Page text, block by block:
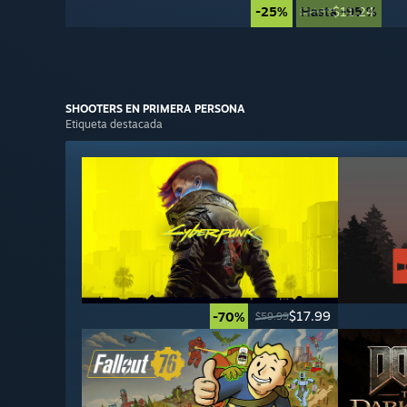
-25% $14.99$11.24
Hasta -95 %
SHOOTERS EN PRIMERA PERSONA
Etiqueta destacada
-70% $59.99$17.99